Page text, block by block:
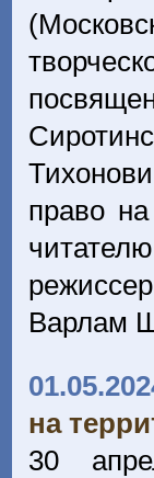
право
Варлам
на
30